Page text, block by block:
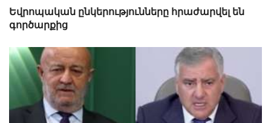
Եվրոպական ընկերությունները հրաժարվել են
գործարքից